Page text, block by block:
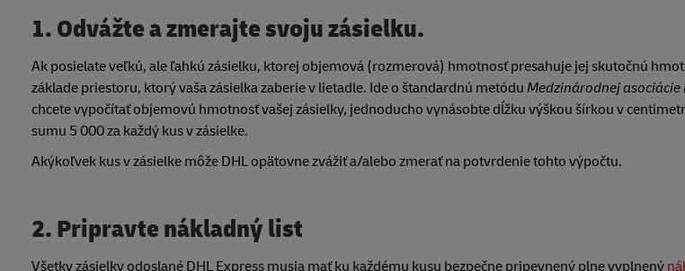
1. Odvážte a zmerajte svoju zásielku.
Ak posielate veľkú, ale ľahkú zásielku, ktorej objemová (rozmerová) hmotnosť presahuje jej skutočnú
základe priestoru, ktorý vaša zásielka zaberie v lietadle. Ide o štandardnú metódu Medzinárodnej
chcete vypočítať objemovú hmotnosť vašej zásielky, jednoducho vynásobte dĺžku výškou šírkou v
sumu 5 000 za každý kus v zásielke.
Akýkoľvek kus v zásielke môže DHL opätovne zvážiť a/alebo zmerať na potvrdenie tohto výpočtu.
2. Pripravte nákladný list
Všetky zásielky odoslané DHL Express musia mať ku každému kusu bezpečne pripevnený plne vyplnený